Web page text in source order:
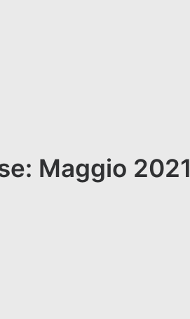
Maggio 2021